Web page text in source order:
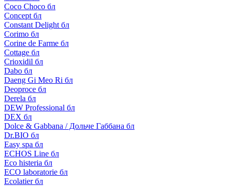
Coco Choco бл
Concept бл
Constant Delight бл
Corimo бл
Corine de Farme бл
Cottage бл
Crioxidil бл
Dabo бл
Daeng Gi Meo Ri бл
Deoproce бл
Derela бл
DEW Professional бл
DEX бл
Dolce & Gabbana / Дольче Габбана бл
Dr.BIO бл
Easy spa бл
ECHOS Line бл
Eco histeria бл
ECO laboratorie бл
Ecolatier бл